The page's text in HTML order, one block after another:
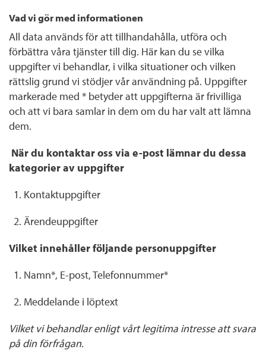
Vad vi gör med informationen
All data används för att tillhandahålla, utföra och
förbättra våra tjänster till dig. Här kan du se vilka
uppgifter vi behandlar, i vilka situationer och vilken
rättslig grund vi stödjer vår användning på. Uppgifter
markerade med * betyder att uppgifterna är frivilliga
och att vi bara samlar in dem om du har valt att lämna
dem.
När du kontaktar oss via e-post lämnar du dessa
kategorier av uppgifter
Kontaktuppgifter
Ärendeuppgifter
Vilket innehåller följande personuppgifter
Namn*, E-post, Telefonnummer*
Meddelande i löptext
Vilket vi behandlar enligt vårt legitima intresse att svara
på din förfrågan.